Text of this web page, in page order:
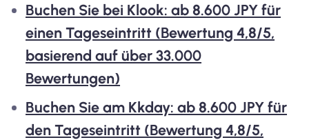
Buchen Sie bei Klook: ab 8.600 JPY für
einen Tageseintritt (Bewertung 4,8/5,
basierend auf über 33.000
Bewertungen)
Buchen Sie am Kkday: ab 8.600 JPY für
den Tageseintritt (Bewertung 4,8/5,